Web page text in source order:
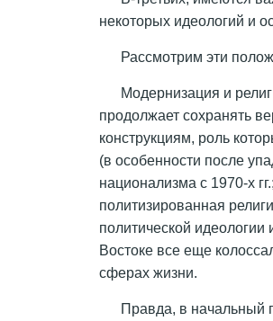
некоторых идеологий и
Рассмотрим эти
Модернизация и
продолжает сохранять
конструкциям, роль
(в особенности после
национализма с 1970-х
политизированная
политической
Востоке все еще
сферах жизни.
Правда, в начальный